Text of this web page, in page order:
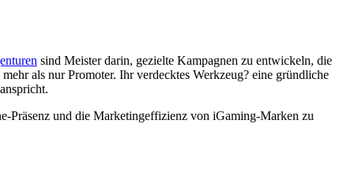
sind Meister darin, gezielte Kampagnen zu entwickeln, die
als nur Promoter. Ihr verdecktes Werkzeug? eine gründliche
Präsenz und die Marketingeffizienz von iGaming-Marken zu